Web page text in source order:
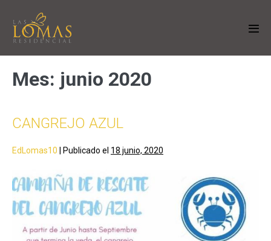
Mes: junio 2020
CANGREJO AZUL
EdLomas10 | Publicado el 18 junio, 2020